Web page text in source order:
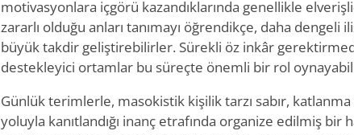
motivasyonlara içgörü kazandıklarında genellikle
zararlı olduğu anları tanımayı öğrendikçe, daha dengeli
büyük takdir geliştirebilirler. Sürekli öz inkâr
destekleyici ortamlar bu süreçte önemli bir rol
Günlük terimlerle, masokistik kişilik tarzı sabır,
yoluyla kanıtlandığı inanç etrafında organize edilmiş bir